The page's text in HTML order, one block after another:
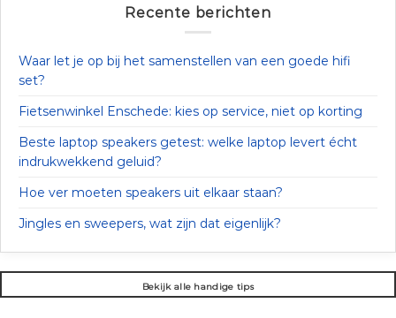
Recente berichten
Waar let je op bij het samenstellen van een goede hifi
set?
Fietsenwinkel Enschede: kies op service, niet op korting
Beste laptop speakers getest: welke laptop levert écht
indrukwekkend geluid?
Hoe ver moeten speakers uit elkaar staan?
Jingles en sweepers, wat zijn dat eigenlijk?
Bekijk alle handige tips